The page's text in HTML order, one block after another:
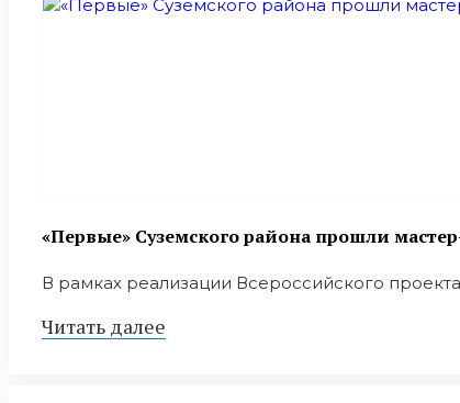
«Первые» Суземского района прошли
В рамках реализации Всероссийского
Читать далее